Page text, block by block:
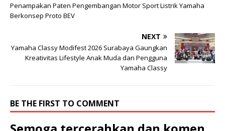
Penampakan Paten Pengembangan Motor Sport Listrik Yamaha
Berkonsep Proto BEV
NEXT
Yamaha Classy Modifest 2026 Surabaya Gaungkan
Kreativitas Lifestyle Anak Muda dan Pengguna
Yamaha Classy
BE THE FIRST TO COMMENT